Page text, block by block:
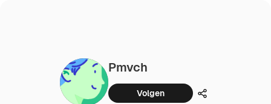
Pmvch
Volgen Delen